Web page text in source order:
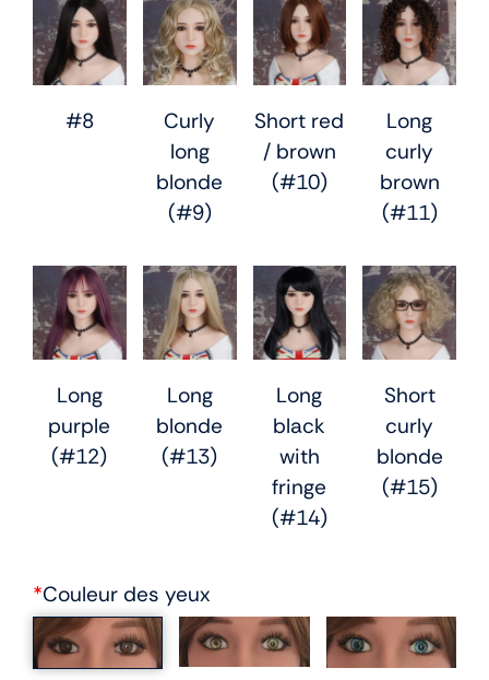
#8
Curly
long
blonde
(#9)
Short red
/ brown
(#10)
Long
curly
brown
(#11)
Long
purple
(#12)
Long
blonde
(#13)
Long
black
with
fringe
(#14)
Short
curly
blonde
(#15)
*Couleur des yeux